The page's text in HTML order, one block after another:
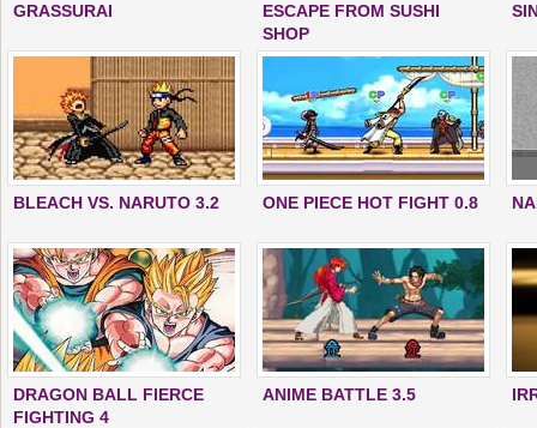
GRASSURAI
ESCAPE FROM SUSHI
SHOP
BLEACH VS. NARUTO 3.2 ONE PIECE HOT FIGHT 0.8
DRAGON BALL FIERCE
FIGHTING 4
ANIME BATTLE 3.5